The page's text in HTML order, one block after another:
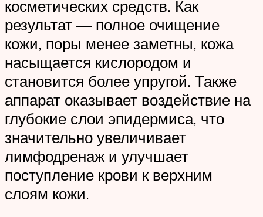
косметических средств. Как
результат — полное очищение
кожи, поры менее заметны, кожа
насыщается кислородом и
становится более упругой. Также
аппарат оказывает воздействие на
глубокие слои эпидермиса, что
значительно увеличивает
лимфодренаж и улучшает
поступление крови к верхним
слоям кожи.